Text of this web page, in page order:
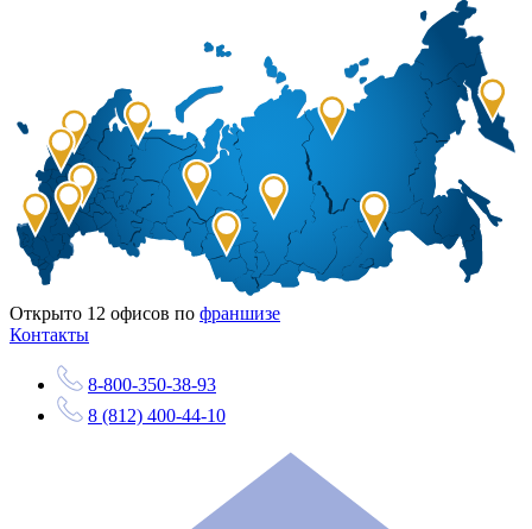
Открыто 12 офисов по франшизе
Контакты
8-800-350-38-93
8 (812) 400-44-10